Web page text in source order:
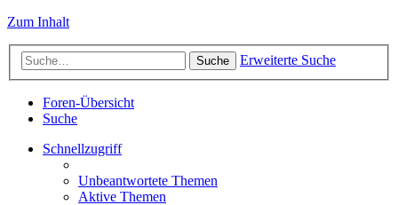
Zum Inhalt
Suche Erweiterte Suche
Foren-Übersicht
Suche
Schnellzugriff
Unbeantwortete Themen
Aktive Themen